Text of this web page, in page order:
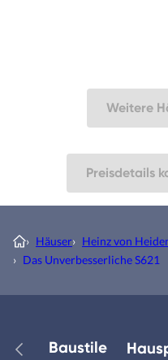
Weitere
Preisdetails
› Häuser› Heinz von
› Das Unverbesserliche S621
Baustile